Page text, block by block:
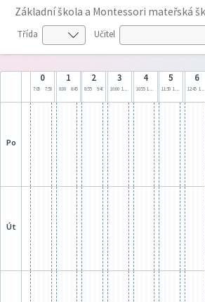
Základní škola a Montessori mateřská
Třída Učitel
0
7:05 7:50
1
8:00 8:45
2
8:55 9:40
3
10:00 10:45
4
10:55 11:40
5
11:50 12:35
6
12:45 13:30
po
út